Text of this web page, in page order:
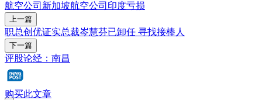
航空公司 新加坡航空公司 印度亏损
上一篇
职总创优证实总裁岑慧芬已卸任 寻找接棒人
下一篇
评股论经：南昌
购买此文章